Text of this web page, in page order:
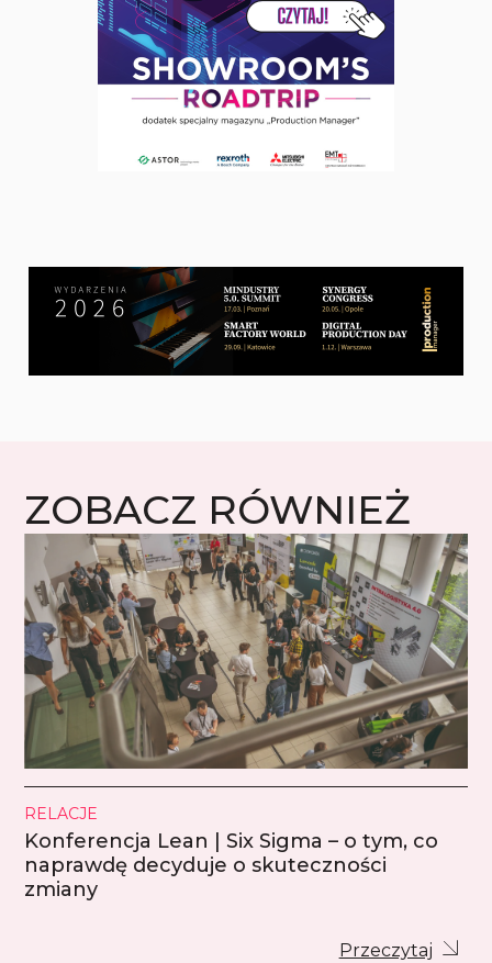
ZOBACZ RÓWNIEŻ
RELACJE
Konferencja Lean | Six Sigma – o tym, co
naprawdę decyduje o skuteczności
zmiany
Przeczytaj